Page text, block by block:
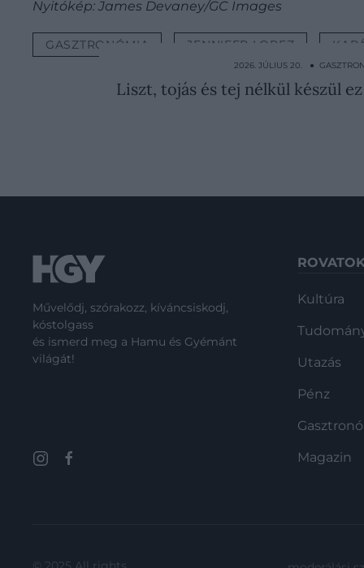
Nyitókép: James Devaney/GC Images
GASZTRONÓMIA JENNIFER LOPEZ
2026. JÚLIUS 20. ●
Liszt, tojás és tej nélkül készül
Művelődj, szórakozz, kíváncsiskodj,
kóstolgass
és ismerd meg a Hamu és Gyémánt
világát!
Kultúra
Utazás
Pénz
Magazin